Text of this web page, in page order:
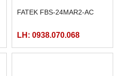
FATEK FBS-24MAR2-AC
LH: 0938.070.068